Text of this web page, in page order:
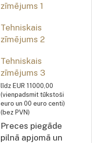
zīmējums 1
Tehniskais
zīmējums 2
Tehniskais
zīmējums 3
līdz EUR 11000,00
(vienpadsmit tūkstoši
euro un 00 euro centi)
(bez PVN)
Preces piegāde
pilnā apjomā un